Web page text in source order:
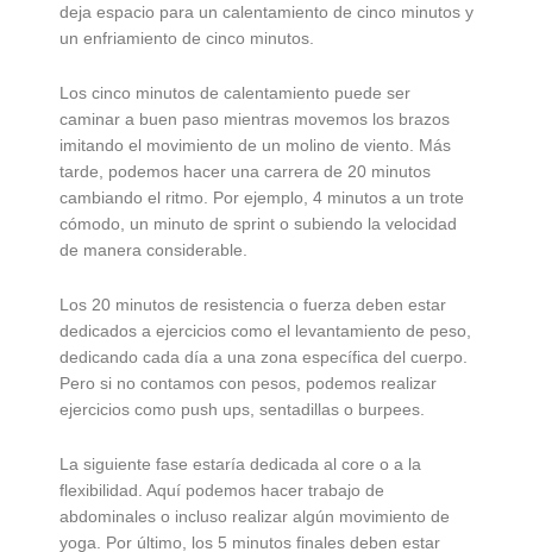
deja espacio para un calentamiento de cinco minutos y
un enfriamiento de cinco minutos.
Los cinco minutos de calentamiento puede ser
caminar a buen paso mientras movemos los brazos
imitando el movimiento de un molino de viento. Más
tarde, podemos hacer una carrera de 20 minutos
cambiando el ritmo. Por ejemplo, 4 minutos a un trote
cómodo, un minuto de sprint o subiendo la velocidad
de manera considerable.
Los 20 minutos de resistencia o fuerza deben estar
dedicados a ejercicios como el levantamiento de peso,
dedicando cada día a una zona específica del cuerpo.
Pero si no contamos con pesos, podemos realizar
ejercicios como push ups, sentadillas o burpees.
La siguiente fase estaría dedicada al core o a la
flexibilidad. Aquí podemos hacer trabajo de
abdominales o incluso realizar algún movimiento de
yoga. Por último, los 5 minutos finales deben estar